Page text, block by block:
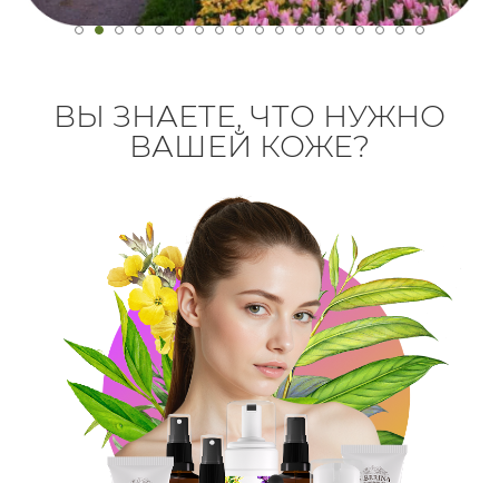
ВЫ ЗНАЕТЕ, ЧТО НУЖНО
ВАШЕЙ КОЖЕ?